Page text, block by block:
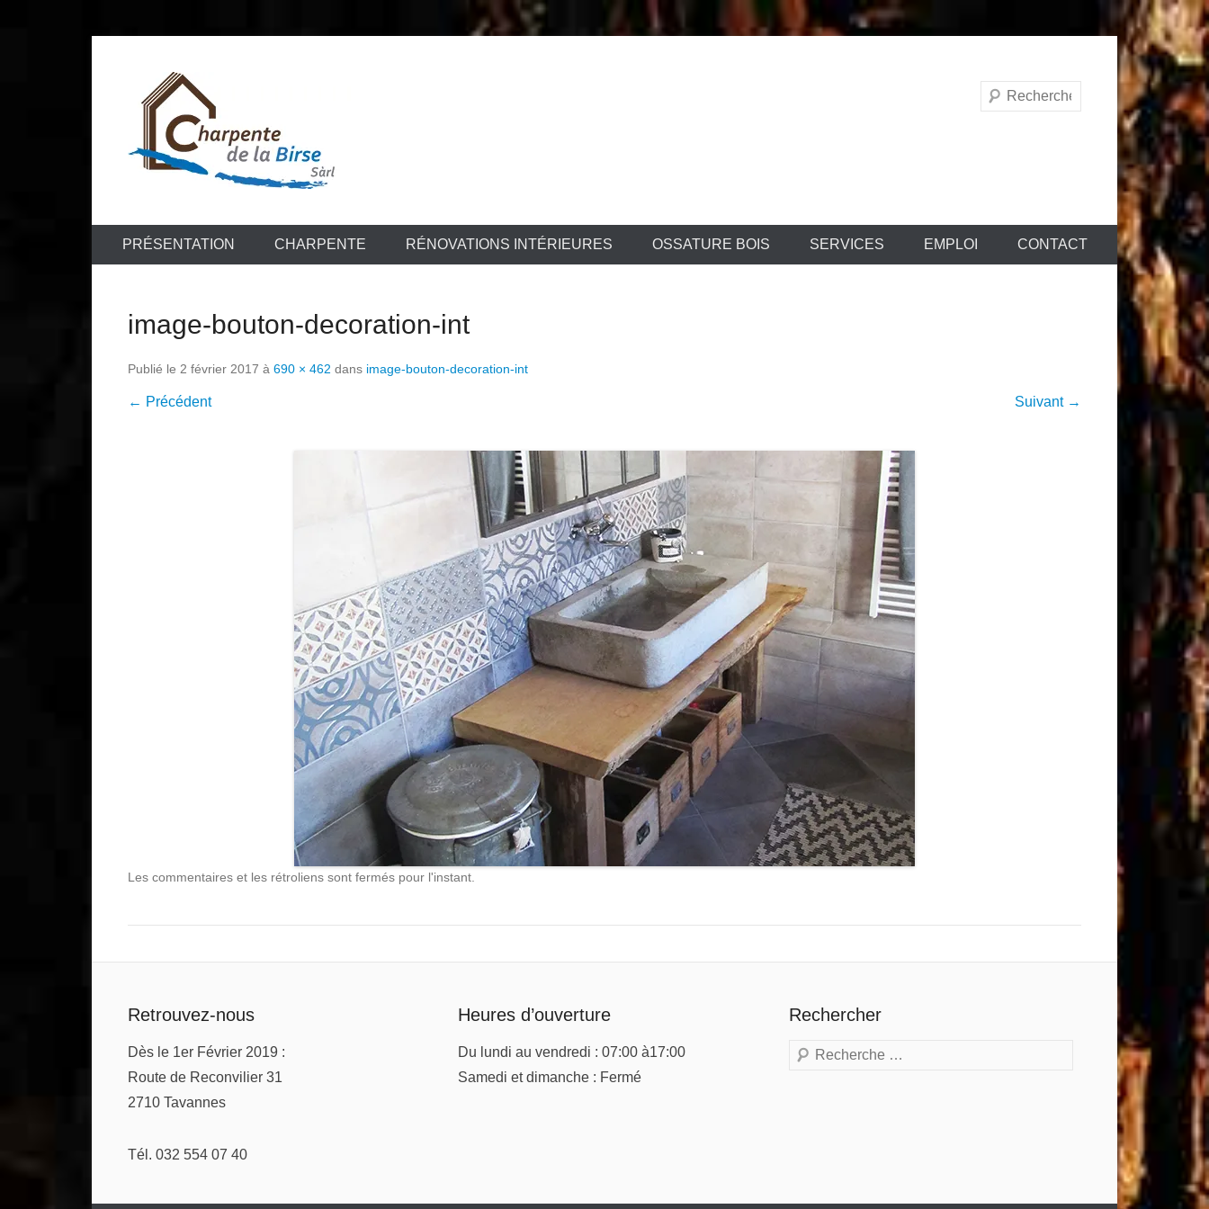
Charpente de la Birse Sàrl
Recherche
PRÉSENTATION CHARPENTE RÉNOVATIONS INTÉRIEURES OSSATURE BOIS SERVICES EMPLOI CONTACT
image-bouton-decoration-int
Publié le 2 février 2017 à 690 × 462 dans image-bouton-decoration-int
← Précédent Suivant →
Les commentaires et les rétroliens sont fermés pour l'instant.
Retrouvez-nous
Dès le 1er Février 2019 :
Route de Reconvilier 31
2710 Tavannes
Tél. 032 554 07 40
Heures d’ouverture
Du lundi au vendredi : 07:00 à17:00
Samedi et dimanche : Fermé
Rechercher
Recherche